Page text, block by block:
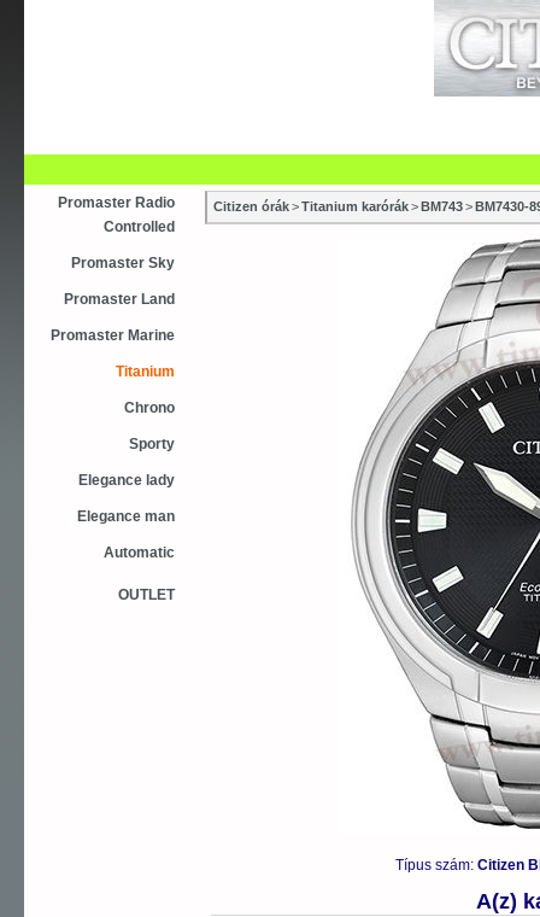
Promaster Radio
Controlled
Promaster Sky
Promaster Land
Promaster Marine
Titanium
Chrono
Sporty
Elegance lady
Elegance man
Automatic
OUTLET
Citizen órák>Titanium karórák>BM743>BM7430-
Típus szám: Citizen
A(z)